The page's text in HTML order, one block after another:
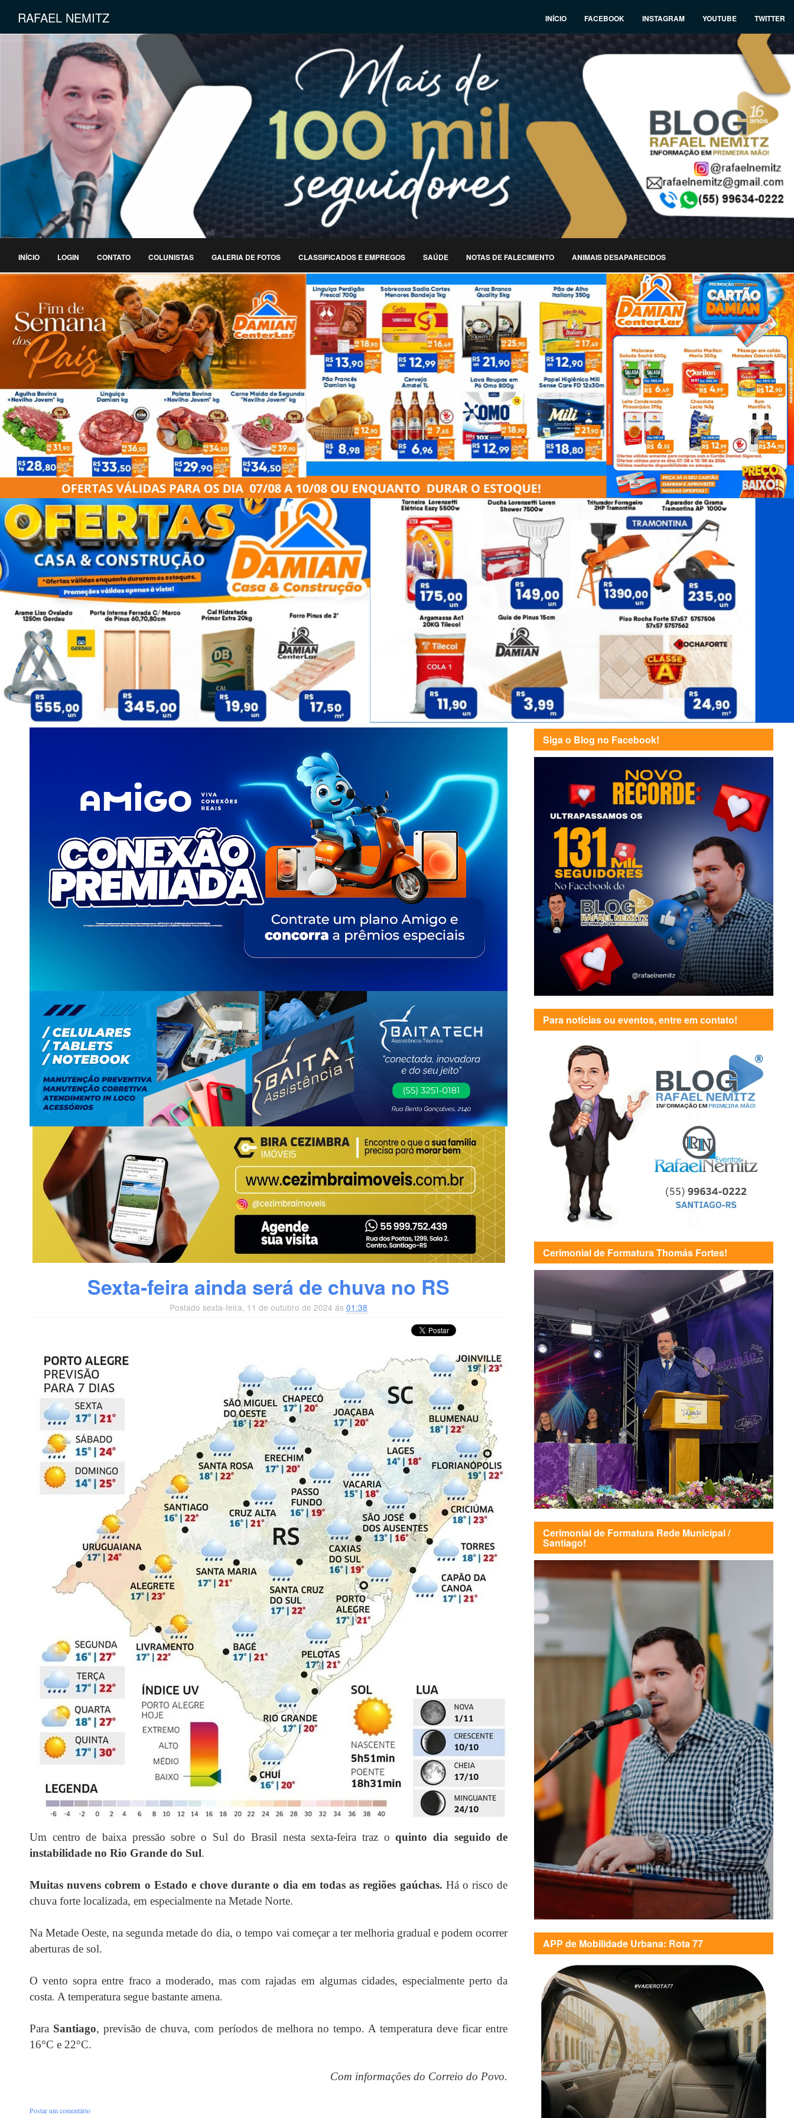
RAFAEL NEMITZ INÍCIO FACEBOOK INSTAGRAM YOUTUBE TWITTER
INÍCIO LOGIN CONTATO COLUNISTAS GALERIA DE FOTOS CLASSIFICADOS E EMPREGOS SAÚDE NOTAS DE FALECIMENTO ANIMAIS DESAPARECIDOS
Sexta-feira ainda será de chuva no RS
Postado sexta-feira, 11 de outubro de 2024 ás01:38
Um centro de baixa pressão sobre o Sul do Brasil nesta sexta-feira traz oquinto dia seguido de
instabilidade no Rio Grande do Sul.
Muitas nuvens cobrem o Estado e chove durante o dia em todas as regiões gaúchas. Há o risco de
chuva forte localizada, em especialmente na Metade Norte.
Na Metade Oeste, na segunda metade do dia, o tempo vai começar a ter melhoria gradual e podem ocorrer
aberturas de sol.
O vento sopra entre fraco a moderado, mas com rajadas em algumas cidades, especialmente perto da
costa. A temperatura segue bastante amena.
Para Santiago, previsão de chuva, com períodos de melhora no tempo. A temperatura deve ficar entre
16°C e 22°C.
Com informações do Correio do Povo.
Postar um comentário
Siga o Blog no Facebook!
Para notícias ou eventos, entre em contato!
Cerimonial de Formatura Thomás Fortes!
Cerimonial de Formatura Rede Municipal /
Santiago!
APP de Mobilidade Urbana: Rota 77